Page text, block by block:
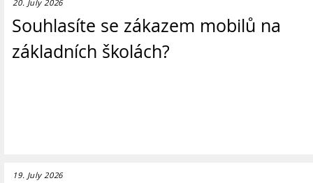
20. July 2026
Souhlasíte se zákazem mobilů na
základních školách?
19. July 2026